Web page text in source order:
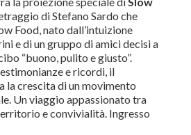
di Stefano Sardo che
Food, nato dall’intuizione
e di un gruppo di amici decisi a
“buono, pulito e giusto”.
e ricordi, il
la crescita di un movimento
Un viaggio appassionato tra
e convivialità. Ingresso